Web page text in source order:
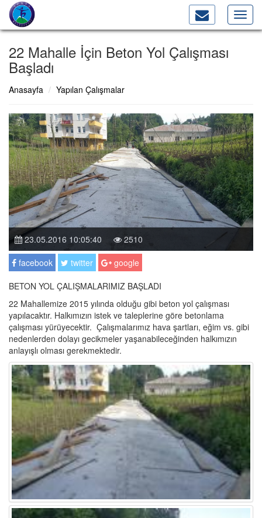
22 Mahalle İçin Beton Yol Çalışması
Başladı
Anasayfa Yapılan Çalışmalar
23.05.2016 10:05:40
2510
facebook
twitter
google
BETON YOL ÇALIŞMALARIMIZ BAŞLADI
22 Mahallemize 2015 yılında olduğu gibi beton yol çalışması
yapılacaktır. Halkımızın istek ve taleplerine göre betonlama
çalışması yürüyecektir. Çalışmalarımız hava şartları, eğim vs. gibi
nedenlerden dolayı gecikmeler yaşanabileceğinden halkımızın
anlayışlı olması gerekmektedir.